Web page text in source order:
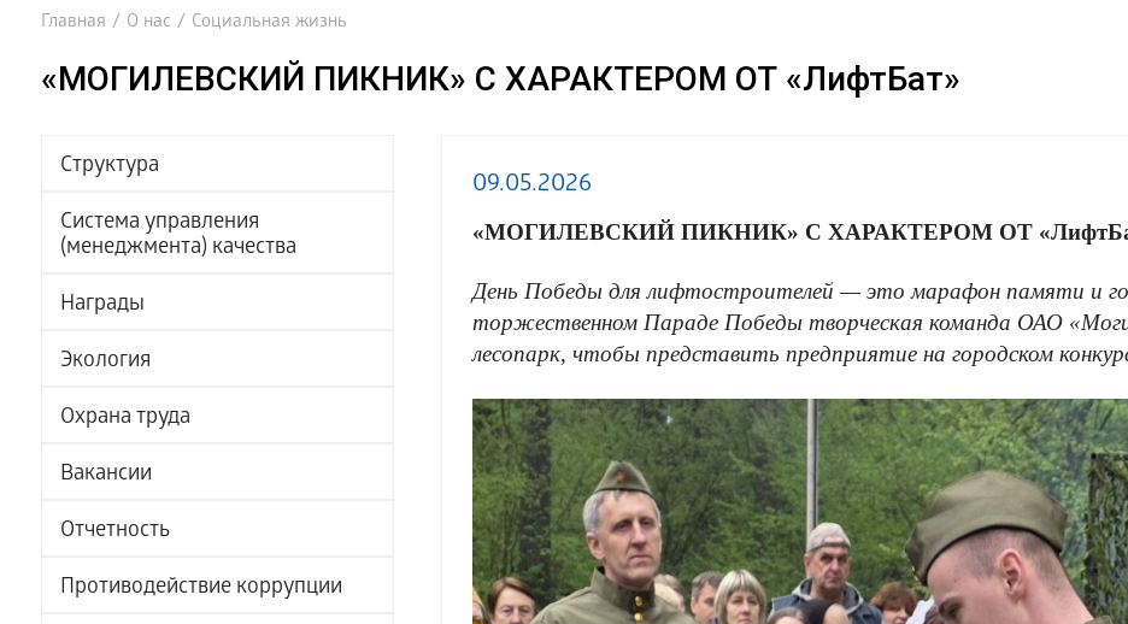
Главная / О нас / Социальная жизнь
«МОГИЛЕВСКИЙ ПИКНИК» С ХАРАКТЕРОМ ОТ «ЛифтБат»
Структура
Система управления
(менеджмента) качества
Награды
Экология
Охрана труда
Вакансии
Отчетность
Противодействие коррупции
09.05.2026
«МОГИЛЕВСКИЙ ПИКНИК» С ХАРАКТЕРОМ ОТ
День Победы для лифтостроителей — это марафон памяти и
торжественном Параде Победы творческая команда ОАО
лесопарк, чтобы представить предприятие на городском